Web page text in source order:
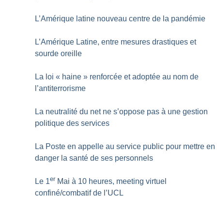
L’Amérique latine nouveau centre de la pandémie
L’Amérique Latine, entre mesures drastiques et
sourde oreille
La loi « haine » renforcée et adoptée au nom de
l’antiterrorisme
La neutralité du net ne s’oppose pas à une gestion
politique des services
La Poste en appelle au service public pour mettre en
danger la santé de ses personnels
Le 1er Mai à 10 heures, meeting virtuel
confiné/combatif de l’UCL